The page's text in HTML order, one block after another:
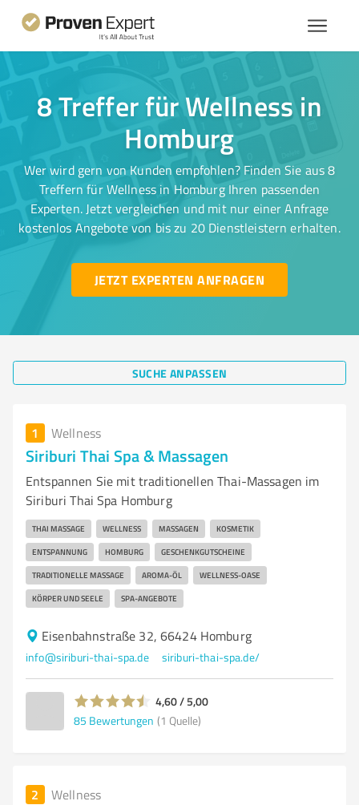
8 Treffer für Wellness in
Homburg
Wer wird gern von Kunden empfohlen? Finden Sie aus 8
Treffern für Wellness in Homburg Ihren passenden
Experten. Jetzt vergleichen und mit nur einer Anfrage
kostenlos Angebote von bis zu 20 Dienstleistern erhalten.
JETZT EXPERTEN ANFRAGEN
SUCHE ANPASSEN
1 Wellness
Siriburi Thai Spa & Massagen
Entspannen Sie mit traditionellen Thai-Massagen im
Siriburi Thai Spa Homburg
THAI MASSAGE WELLNESS MASSAGEN KOSMETIK
ENTSPANNUNG HOMBURG GESCHENKGUTSCHEINE
TRADITIONELLE MASSAGE AROMA-ÖL WELLNESS-OASE
KÖRPER UND SEELE SPA-ANGEBOTE
Eisenbahnstraße 32, 66424 Homburg
info@siriburi-thai-spa.de siriburi-thai-spa.de/
4,60 / 5,00
85 Bewertungen (1 Quelle)
2 Wellness